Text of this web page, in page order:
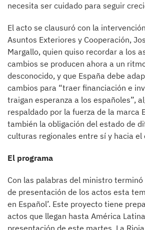
necesita ser cuidado para seguir
El acto se clausuró con la
Asuntos Exteriores y Cooperación,
Margallo, quien quiso recordar a los
cambios se producen ahora a un
desconocido, y que España debe
cambios para “traer financiación e
traigan esperanza a los españoles”,
respaldado por la fuerza de la marca
también la obligación del estado de
culturas regionales entre sí y hacia el
El programa
Con las palabras del ministro
de presentación de los actos esta
en Español’. Este proyecto tiene
actos que llegan hasta América
presentación de este martes, La